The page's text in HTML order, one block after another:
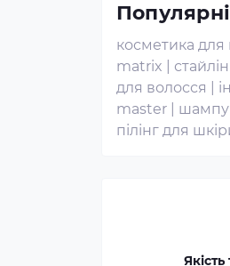
косметика для
matrix
для волосся
master
пілінг для